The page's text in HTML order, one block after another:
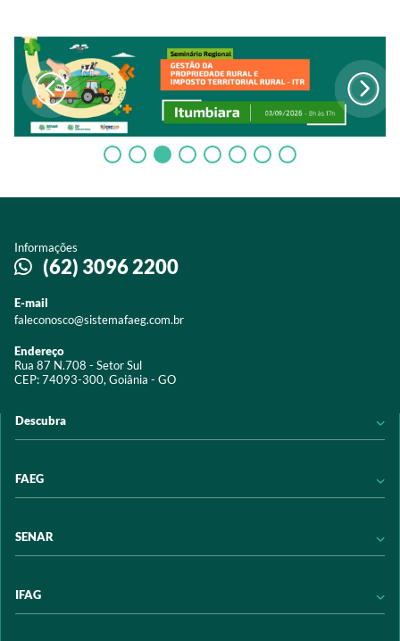
Informações
(62) 3096 2200
E-mail
faleconosco@sistemafaeg.com.br
Endereço
Rua 87 N.708 - Setor Sul
CEP: 74093-300, Goiânia - GO
Descubra
Acervo digital
Programas e Serviços
Trabalhe conosco
FAEG
Transparência
SENAR
Transparência
IFAG